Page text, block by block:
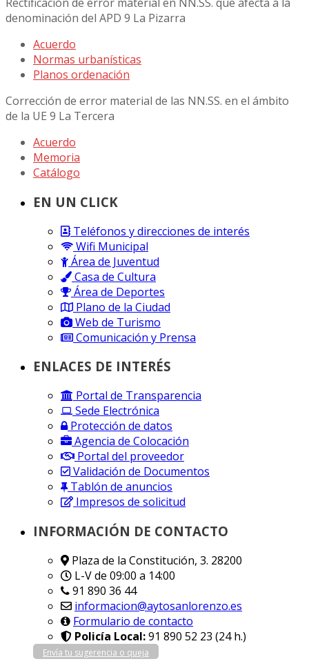
denominación del APD 9 La Pizarra
Acuerdo
Normas urbanísticas
Planos ordenación
Corrección de error material de las NN.SS. en el ámbito
de la UE 9 La Tercera
Acuerdo
Memoria
Catálogo
EN UN CLICK
Teléfonos y direcciones de interés
Wifi Municipal
Área de Juventud
Casa de Cultura
Área de Deportes
Plano de la Ciudad
Web de Turismo
Comunicación y Prensa
ENLACES DE INTERÉS
Portal de Transparencia
Sede Electrónica
Protección de datos
Agencia de Colocación
Portal del proveedor
Validación de Documentos
Tablón de anuncios
Impresos de solicitud
INFORMACIÓN DE CONTACTO
Plaza de la Constitución, 3. 28200
L-V de 09:00 a 14:00
91 890 36 44
informacion@aytosanlorenzo.es
Formulario de contacto
Policía Local:91 890 52 23 (24 h.)
Envía tu sugerencia o queja